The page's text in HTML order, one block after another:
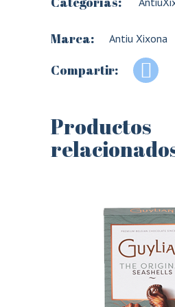
Marca: Antiu Xixona
Compartir:
Productos